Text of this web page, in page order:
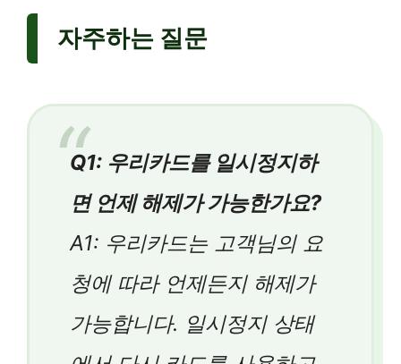
자주하는 질문
Q1: 우리카드를 일시정지하
면 언제 해제가 가능한가요?
A1: 우리카드는 고객님의 요
청에 따라 언제든지 해제가
가능합니다. 일시정지 상태